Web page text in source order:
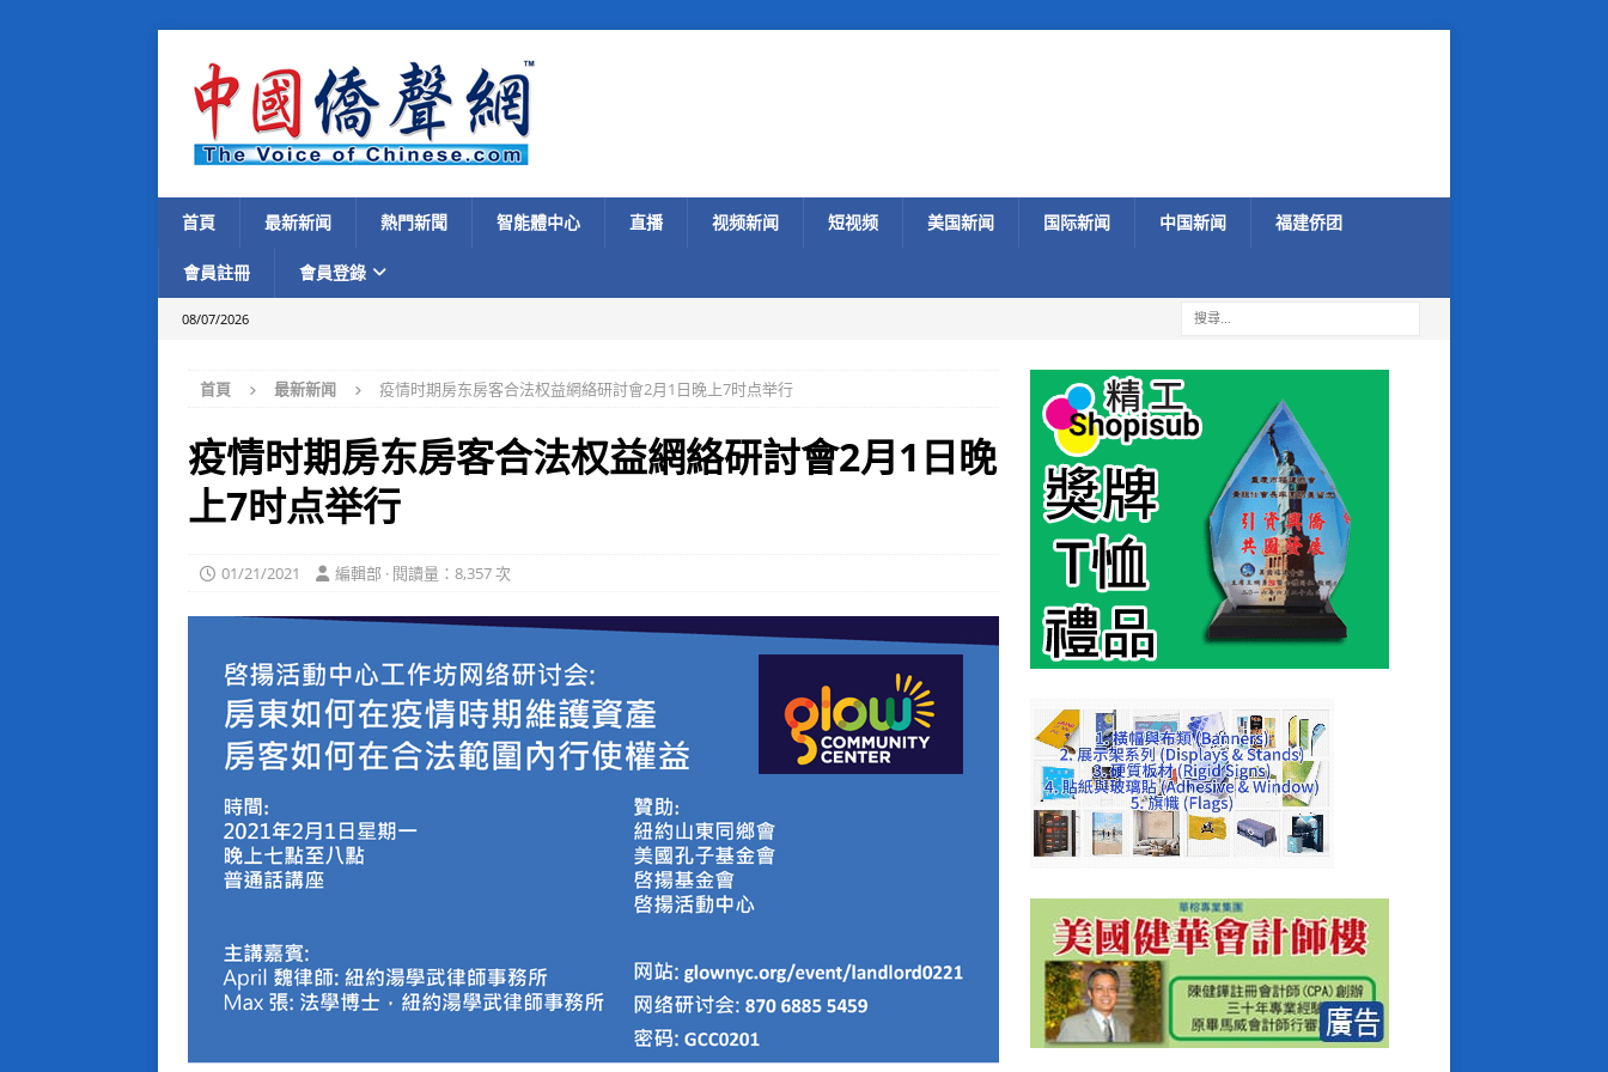
首頁 最新新闻 熱門新聞 智能體中心 直播 视频新闻 短视频 美国新闻 国际新闻 中国新闻 福建侨团
會員註冊 會員登錄
08/07/2026
首頁 最新新闻 疫情时期房东房客合法权益網絡研討會2月1日晚上7时点举行
疫情时期房东房客合法权益網絡研討會2月1日晚
上7时点举行
01/21/2021 編輯部 · 閱讀量：8,357 次